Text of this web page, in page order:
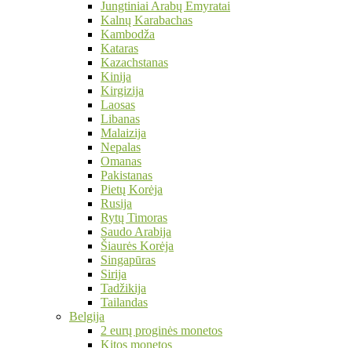
Jungtiniai Arabų Emyratai
Kalnų Karabachas
Kambodža
Kataras
Kazachstanas
Kinija
Kirgizija
Laosas
Libanas
Malaizija
Nepalas
Omanas
Pakistanas
Pietų Korėja
Rusija
Rytų Timoras
Saudo Arabija
Šiaurės Korėja
Singapūras
Sirija
Tadžikija
Tailandas
Belgija
2 eurų proginės monetos
Kitos monetos